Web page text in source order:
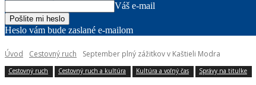
Váš e-mail
Heslo vám bude zaslané e-mailom
Úvod Cestovný ruch September plný zážitkov v Kaštieli Modra
Cestovný ruch Cestovný ruch a kultúra Kultúra a voľný čas Správy na titulke